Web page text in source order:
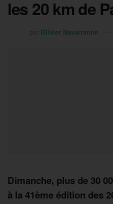
les 20 km de
Olivier Navarranne
Dimanche, plus de 30
à la 41ème édition des